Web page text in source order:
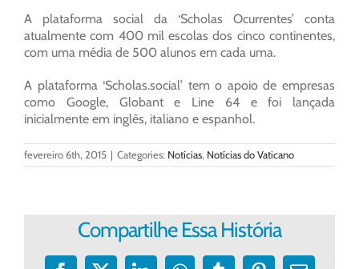
A plataforma social da ‘Scholas Ocurrentes’ conta
atualmente com 400 mil escolas dos cinco continentes,
com uma média de 500 alunos em cada uma.
A plataforma ‘Scholas.social’ tem o apoio de empresas
como Google, Globant e Line 64 e foi lançada
inicialmente em inglês, italiano e espanhol.
fevereiro 6th, 2015 | Categories: Notícias, Notícias do Vaticano
Compartilhe Essa História